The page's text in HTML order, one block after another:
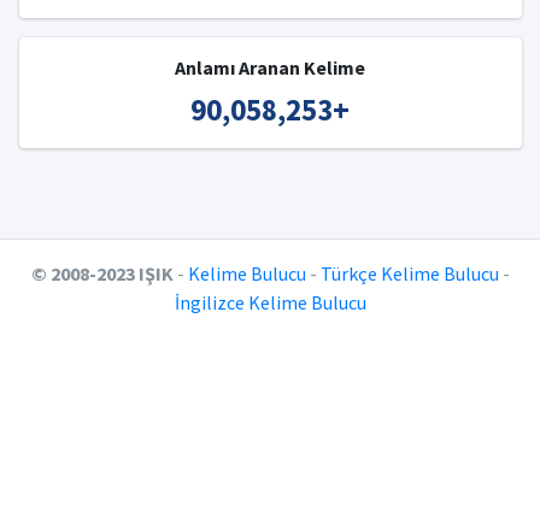
Anlamı Aranan Kelime
90,058,253+
© 2008-2023 IŞIK- Kelime Bulucu - Türkçe Kelime Bulucu -
İngilizce Kelime Bulucu